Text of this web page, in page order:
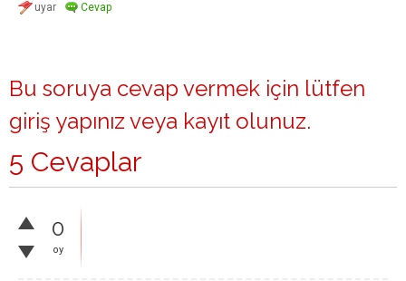
Bu soruya cevap vermek için lütfen
giriş yapınız veya kayıt olunuz.
5 Cevaplar
0
oy